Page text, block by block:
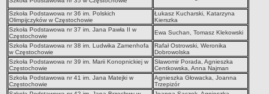
Szkoła Podstawowa nr 36 im. Polskich
Olimpijczyków w Częstochowie
Łukasz Kucharski, Katarzyna
Kierszka
Szkoła Podstawowa nr 37 im. Jana Pawła II w
Częstochowie
Ewa Suchan, Tomasz Klekowski
Szkoła Podstawowa nr 38 im. Ludwika Zamenhofa
w Częstochowie
Rafał Ostrowski, Weronika
Dobrowolska
Szkoła Podstawowa nr 39 im. Marii Konopnickiej w
Częstochowie
Sławomir Porada, Agnieszka
Centkowska, Anna Najman
Szkoła Podstawowa nr 41 im. Jana Matejki w
Częstochowie
Agnieszka Głowacka, Joanna
Trzepizór